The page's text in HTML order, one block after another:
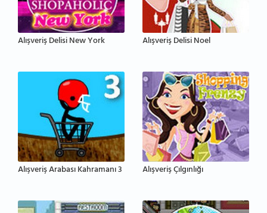
Alışveriş Delisi New York Alışveriş Delisi Noel
Alışveriş Arabası Kahramanı 3 Alışveriş Çılgınlığı